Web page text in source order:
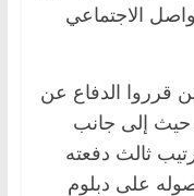
الاجتماعي
قرروا الدفاع عن
حيث إلى جانب
ثالث دفعته
على دبلوم